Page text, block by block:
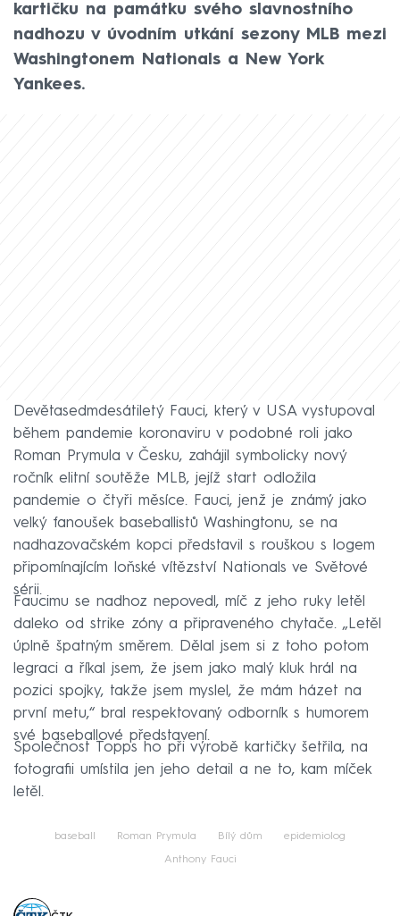
kartičku na památku svého slavnostního
nadhozu v úvodním utkání sezony MLB mezi
Washingtonem Nationals a New York
Yankees.
Devětasedmdesátiletý Fauci, který v USA vystupoval
během pandemie koronaviru v podobné roli jako
Roman Prymula v Česku, zahájil symbolicky nový
ročník elitní soutěže MLB, jejíž start odložila
pandemie o čtyři měsíce. Fauci, jenž je známý jako
velký fanoušek baseballistů Washingtonu, se na
nadhazovačském kopci představil s rouškou s logem
připomínajícím loňské vítězství Nationals ve Světové
sérii.
Faucimu se nadhoz nepovedl, míč z jeho ruky letěl
daleko od strike zóny a připraveného chytače. „Letěl
úplně špatným směrem. Dělal jsem si z toho potom
legraci a říkal jsem, že jsem jako malý kluk hrál na
pozici spojky, takže jsem myslel, že mám házet na
první metu,“ bral respektovaný odborník s humorem
své baseballové představení.
Společnost Topps ho při výrobě kartičky šetřila, na
fotografii umístila jen jeho detail a ne to, kam míček
letěl.
baseball Roman Prymula Bílý dům epidemiolog
Anthony Fauci